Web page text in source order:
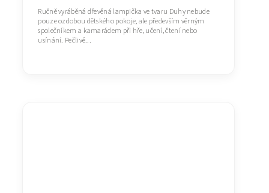
Ručně vyráběná dřevěná lampička ve tvaru Duhy nebude
pouze ozdobou dětského pokoje, ale především věrným
společníkem a kamarádem při hře, učení, čtení nebo
usínání. Pečlivě...